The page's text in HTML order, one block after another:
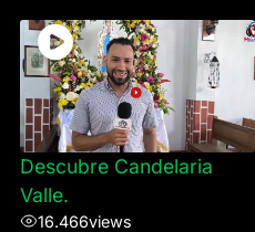
Descubre Candelaria
Valle.
16.466views